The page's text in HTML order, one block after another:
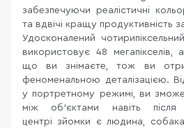
забезпечуючи реалістичні
та вдвічі кращу продуктивність
Удосконалений
використовує 48
що ви знімаєте, тож ви
феноменальною деталізацією.
у портретному режимі, ви
між об’єктами навіть
центрі зйомки є людина,